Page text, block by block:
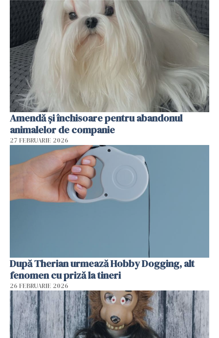
Amendă și închisoare pentru abandonul
animalelor de companie
27 FEBRUARIE 2026
După Therian urmează Hobby Dogging, alt
fenomen cu priză la tineri
26 FEBRUARIE 2026